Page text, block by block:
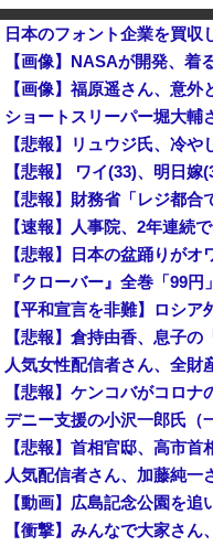
【画像】福原遥さん、意外
【悲報】 ワイ(33)、明日